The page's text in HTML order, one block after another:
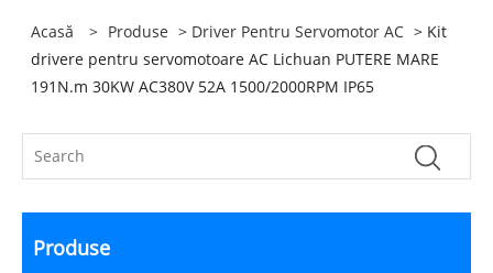
Acasă > Produse > Driver Pentru Servomotor AC > Kit
drivere pentru servomotoare AC Lichuan PUTERE MARE
191N.m 30KW AC380V 52A 1500/2000RPM IP65
Produse